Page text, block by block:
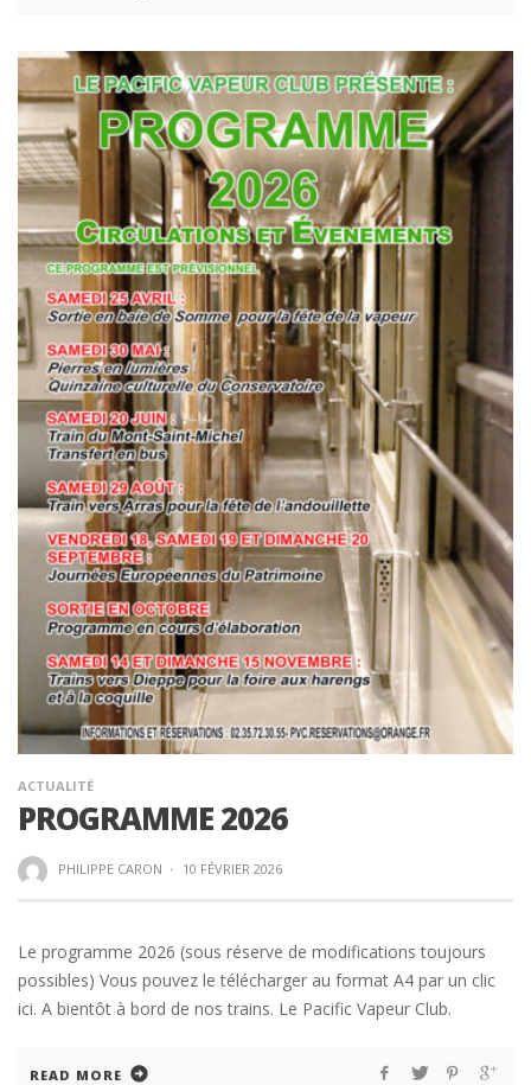
ACTUALITÉ
PROGRAMME 2026
PHILIPPE CARON · 10 FÉVRIER 2026
Le programme 2026 (sous réserve de modifications toujours
possibles) Vous pouvez le télécharger au format A4 par un clic
ici. A bientôt à bord de nos trains. Le Pacific Vapeur Club.
READ MORE